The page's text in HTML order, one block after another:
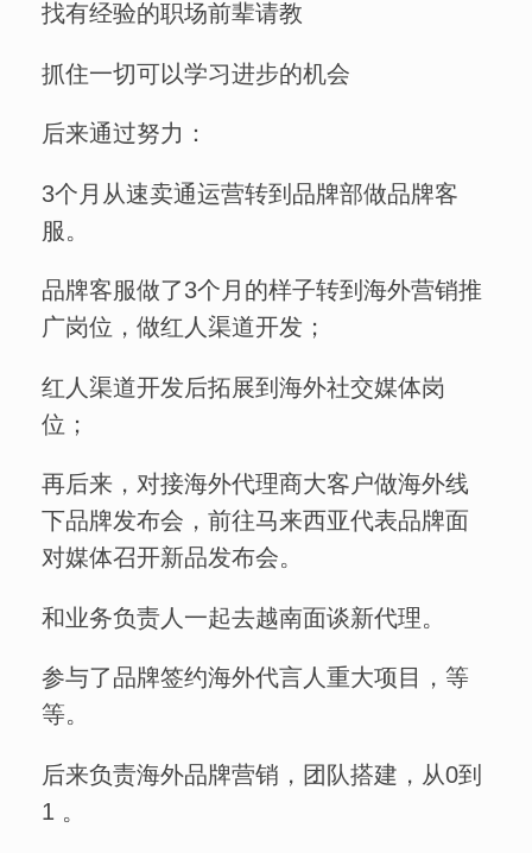
找有经验的职场前辈请教
抓住一切可以学习进步的机会
后来通过努力：
3个月从速卖通运营转到品牌部做品牌客
服。
品牌客服做了3个月的样子转到海外营销推
广岗位，做红人渠道开发；
红人渠道开发后拓展到海外社交媒体岗
位；
再后来，对接海外代理商大客户做海外线
下品牌发布会，前往马来西亚代表品牌面
对媒体召开新品发布会。
和业务负责人一起去越南面谈新代理。
参与了品牌签约海外代言人重大项目，等
等。
后来负责海外品牌营销，团队搭建，从0到
1 。